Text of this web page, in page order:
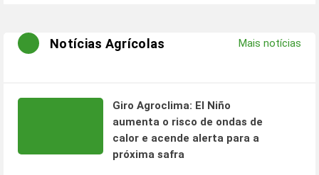
Notícias Agrícolas Mais notícias
Giro Agroclima: El Niño
aumenta o risco de ondas de
calor e acende alerta para a
próxima safra